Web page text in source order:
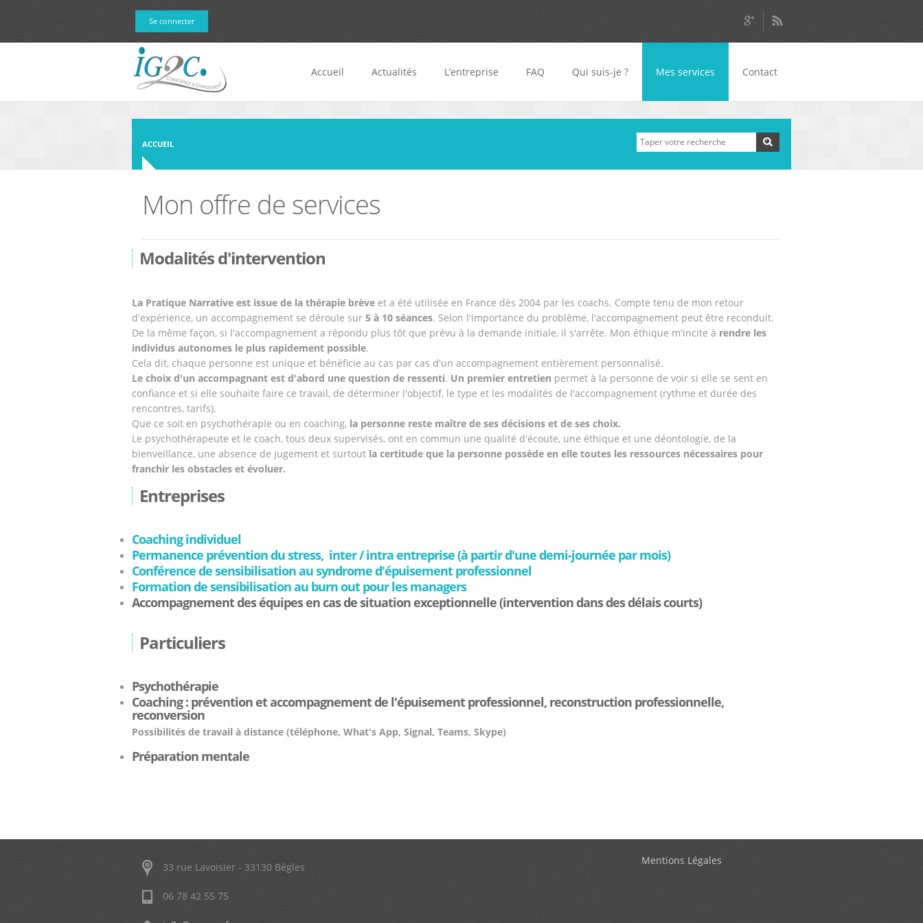
Se connecter
Accueil Actualités L’entreprise FAQ Qui suis-je ? Mes services Contact
ACCUEIL Formulaire de
Rechercher
Mon offre de services
Modalités d'intervention
La Pratique Narrative est issue de la thérapie brève et a été utilisée en France dès 2004 par les coachs. Compte tenu de mon retour
d'expérience, un accompagnement se déroule sur 5 à 10 séances. Selon l'importance du problème, l'accompagnement peut être reconduit.
De la même façon, si l'accompagnement a répondu plus tôt que prévu à la demande initiale, il s'arrête. Mon éthique m'incite à rendre les
individus autonomes le plus rapidement possible.
Cela dit, chaque personne est unique et bénéficie au cas par cas d'un accompagnement entièrement personnalisé.
Le choix d'un accompagnant est d'abord une question de ressenti. Un premier entretien permet à la personne de voir si elle se sent en
confiance et si elle souhaite faire ce travail, de déterminer l'objectif, le type et les modalités de l'accompagnement (rythme et durée des
rencontres, tarifs).
Que ce soit en psychothérapie ou en coaching, la personne reste maître de ses décisions et de ses choix.
Le psychothérapeute et le coach, tous deux supervisés, ont en commun une qualité d'écoute, une éthique et une déontologie, de la
bienveillance, une absence de jugement et surtout la certitude que la personne possède en elle toutes les ressources nécessaires pour
franchir les obstacles et évoluer.
Entreprises
Coaching individuel
Permanence prévention du stress, inter / intra entreprise (à partir d'une demi-journée par mois)
Conférence de sensibilisation au syndrome d'épuisement professionnel
Formation de sensibilisation au burn out pour les managers
Accompagnement des équipes en cas de situation exceptionnelle (intervention dans des délais courts)
Particuliers
Psychothérapie
Coaching : prévention et accompagnement de l'épuisement professionnel, reconstruction professionnelle,
reconversion
Possibilités de travail à distance (téléphone, What's App, Signal, Teams, Skype)
Préparation mentale
33 rue Lavoisier - 33130 Bègles
06 78 42 55 75
Mentions Légales